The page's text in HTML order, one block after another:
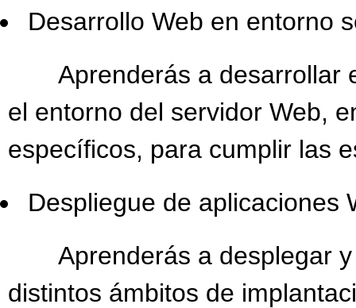
Desarrollo Web en entorno
Aprenderás a desarrollar e
el entorno del servidor Web,
específicos, para cumplir las
Despliegue de aplicaciones
Aprenderás a desplegar y
distintos ámbitos de